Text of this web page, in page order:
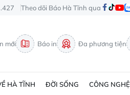
Theo dõi Báo Hà Tĩnh qua
mới Báo in Đa phương tiện
HÀ TĨNH ĐỜI SỐNG CÔNG NGHỆ